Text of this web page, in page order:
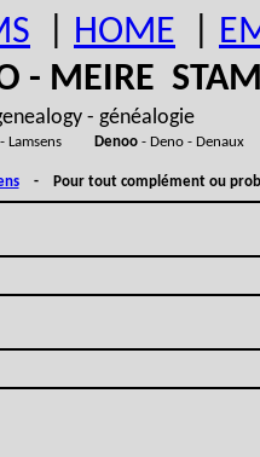
HOME
- MEIRE
- généalogie
- Lamsens Denoo- Deno -
- Pour tout complément ou